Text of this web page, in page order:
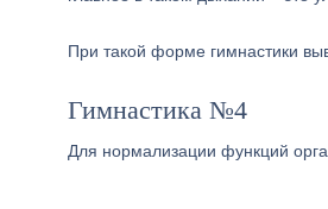
При такой форме гимнастики
Гимнастика №4
Для нормализации функций